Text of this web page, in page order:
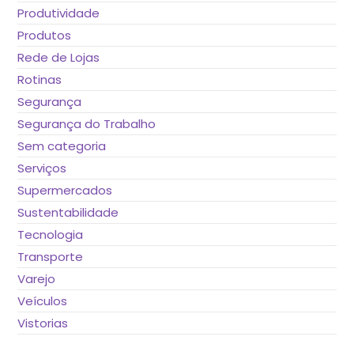
Produtividade
Produtos
Rede de Lojas
Rotinas
Segurança
Segurança do Trabalho
Sem categoria
Serviços
Supermercados
Sustentabilidade
Tecnologia
Transporte
Varejo
Veículos
Vistorias